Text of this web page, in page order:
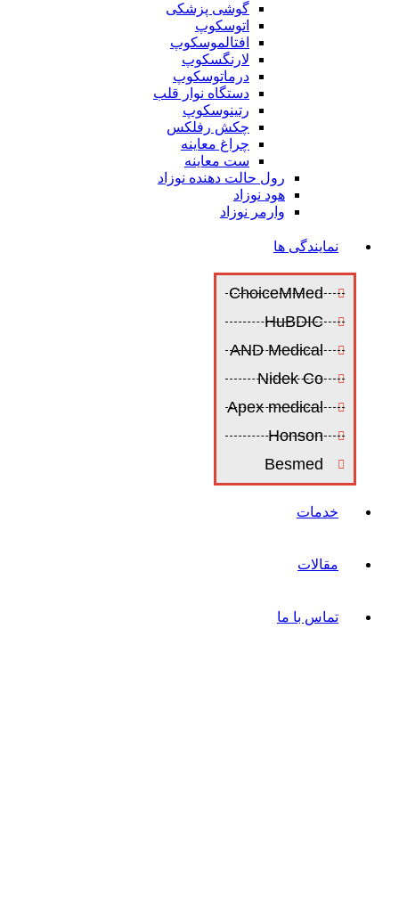
گوشی پزشکی
اتوسکوپ
افتالموسکوپ
لارنگسکوپ
درماتوسکوپ
دستگاه نوار قلب
رتینوسکوپ
چکش رفلکس
چراغ معاینه
ست معاینه
رول حالت دهنده نوزاد
هود نوزاد
وارمر نوزاد
نمایندگی ها
ChoiceMMed
HuBDIC
AND Medical
Nidek Co
Apex medical
Honson
Besmed
خدمات
مقالات
تماس با ما